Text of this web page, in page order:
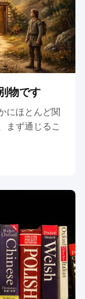
物です
にほとんど関
まず通じるこ